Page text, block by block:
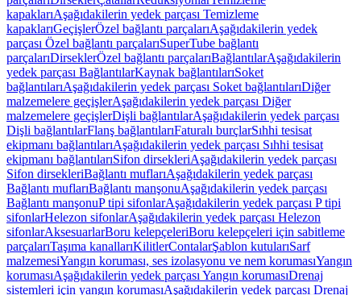
kapaklarıAşağıdakilerin yedek parçası Temizleme
kapaklarıGeçişlerÖzel bağlantı parçalarıAşağıdakilerin yedek
parçası Özel bağlantı parçalarıSuperTube bağlantı
parçalarıDirseklerÖzel bağlantı parçalarıBağlantılarAşağıdakilerin
yedek parçası BağlantılarKaynak bağlantılarıSoket
bağlantılarıAşağıdakilerin yedek parçası Soket bağlantılarıDiğer
malzemelere geçişlerAşağıdakilerin yedek parçası Diğer
malzemelere geçişlerDişli bağlantılarAşağıdakilerin yedek parçası
Dişli bağlantılarFlanş bağlantılarıFaturalı burçlarSıhhi tesisat
ekipmanı bağlantılarıAşağıdakilerin yedek parçası Sıhhi tesisat
ekipmanı bağlantılarıSifon dirsekleriAşağıdakilerin yedek parçası
Sifon dirsekleriBağlantı muflarıAşağıdakilerin yedek parçası
Bağlantı muflarıBağlantı manşonuAşağıdakilerin yedek parçası
Bağlantı manşonuP tipi sifonlarAşağıdakilerin yedek parçası P tipi
sifonlarHelezon sifonlarAşağıdakilerin yedek parçası Helezon
sifonlarAksesuarlarBoru kelepçeleriBoru kelepçeleri için sabitleme
parçalarıTaşıma kanallarıKilitlerContalarŞablon kutularıSarf
malzemesiYangın koruması, ses izolasyonu ve nem korumasıYangın
korumasıAşağıdakilerin yedek parçası Yangın korumasıDrenaj
sistemleri için yangın korumasıAşağıdakilerin yedek parçası Drenaj